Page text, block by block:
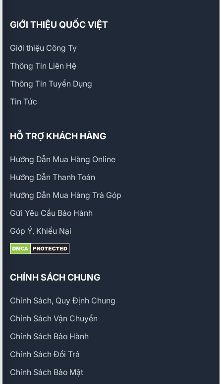
GIỚI THIỆU QUỐC VIỆT
Giới thiệu Công Ty
Thông Tin Liên Hệ
Thông Tin Tuyển Dụng
Tin Tức
HỖ TRỢ KHÁCH HÀNG
Hướng Dẫn Mua Hàng Online
Hướng Dẫn Thanh Toán
Hướng Dẫn Mua Hàng Trả Góp
Gửi Yêu Cầu Bảo Hành
Góp Ý, Khiếu Nại
CHÍNH SÁCH CHUNG
Chính Sách, Quy Định Chung
Chính Sách Vận Chuyển
Chính Sách Bảo Hành
Chính Sách Đổi Trả
Chính Sách Bảo Mật